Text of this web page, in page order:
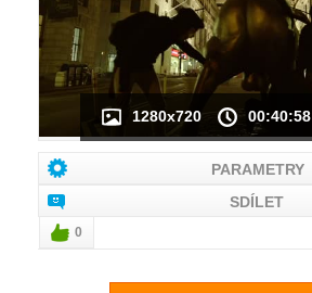
1280x720 00:40:58
PARAMETRY
SDÍLET
0